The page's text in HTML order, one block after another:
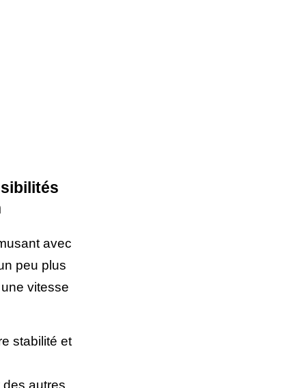
avec
peu plus
vitesse
stabilité et
des autres